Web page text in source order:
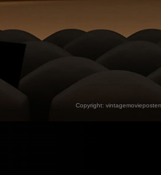
Copyright: